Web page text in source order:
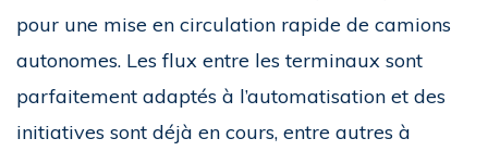
pour une mise en circulation rapide de camions
autonomes. Les flux entre les terminaux sont
parfaitement adaptés à l’automatisation et des
initiatives sont déjà en cours, entre autres à